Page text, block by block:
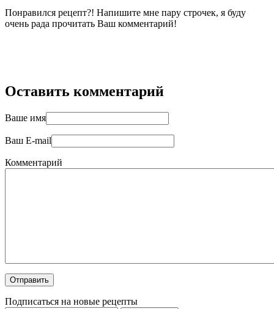
Понравился рецепт?! Напишите мне пару строчек, я буду
очень рада прочитать Ваш комментарий!
Оставить комментарий
Ваше имя
Ваш E-mail
Комментарий
Подписаться на новые рецепты